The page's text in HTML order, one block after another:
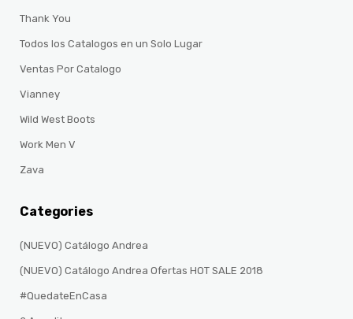
Thank You
Todos los Catalogos en un Solo Lugar
Ventas Por Catalogo
Vianney
Wild West Boots
Work Men V
Zava
Categories
(NUEVO) Catálogo Andrea
(NUEVO) Catálogo Andrea Ofertas HOT SALE 2018
#QuedateEnCasa